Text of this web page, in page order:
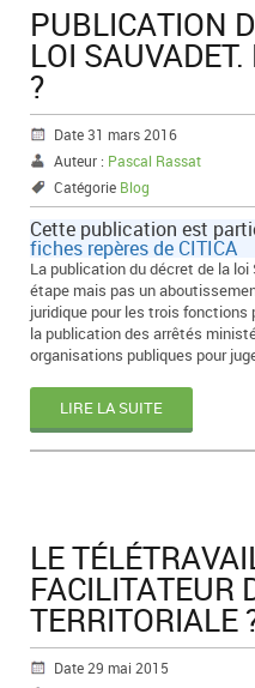
PUBLICATION
LOI
?
Date 31 mars 2016
Auteur : Pascal Rassat
Catégorie Blog
Cette publication est
fiches repères de CITICA
La publication du décret de la
étape mais pas un
juridique pour les trois
la publication des arrêtés
organisations publiques pour
LIRE LA SUITE
LE
FACILITATEUR
TERRITORIALE
Date 29 mai 2015